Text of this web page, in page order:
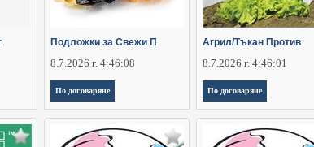
Подложки за Свежи П
8.7.2026 г. 4:46:08
По договаряне
Агрил/Тъкан Против
8.7.2026 г. 4:46:01
По договаряне